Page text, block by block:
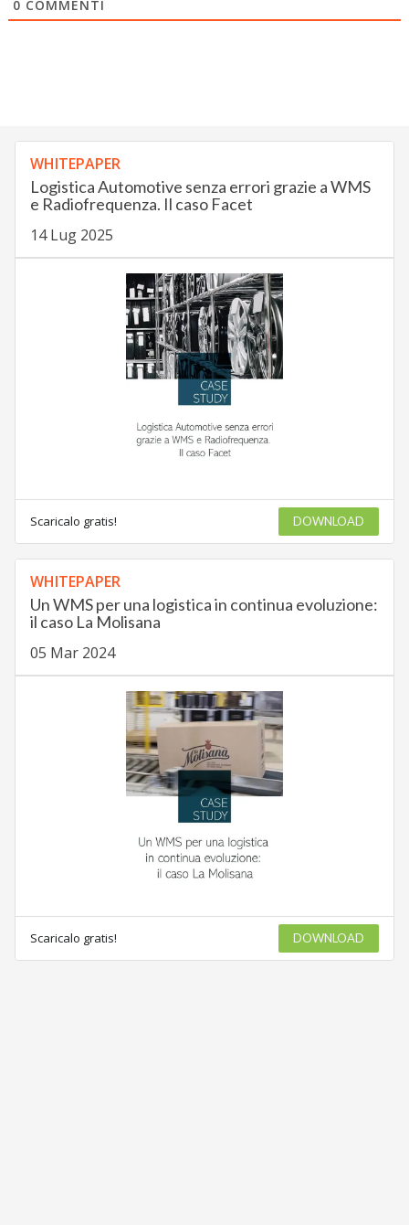
0 COMMENTI
WHITEPAPER
Logistica Automotive senza errori grazie a WMS
e Radiofrequenza. Il caso Facet
14 Lug 2025
Scaricalo gratis! DOWNLOAD
WHITEPAPER
Un WMS per una logistica in continua evoluzione:
il caso La Molisana
05 Mar 2024
Scaricalo gratis! DOWNLOAD